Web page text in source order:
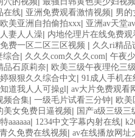
在线| 亚洲免费观看激情视频| 男的
欧美亚洲自拍偷拍xxx| 亚洲av天堂
妻人人澡| 内地伦理片在线免费观
费一区二区三区视频 | 久久ri精品
综合| 久久久com久久久com| 午夜
品石原莉奈| 欧美三级午夜理伦三
狠狠久久综合中文| 91成人手机在
道我人人可操gl| av大片免费观看
频合集| 一级毛片试看三分钟| 欧
美女免费日逼视频| 国产a级三级三
aaaaaa| 1234中文字幕内射在线|
久免费在线视频| av在线播放网址